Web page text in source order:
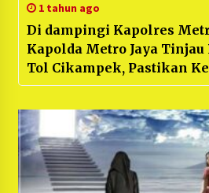
1 tahun ago
Di dampingi Kapolres
Kapolda Metro Jaya
Tol Cikampek, Pastikan
untuk Pemudik